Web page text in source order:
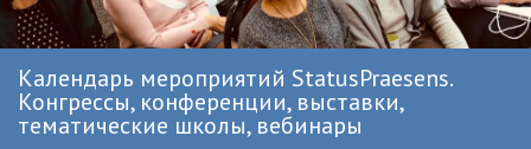
Календарь мероприятий StatusPraesens.
Конгрессы, конференции, выставки,
тематические школы, вебинары